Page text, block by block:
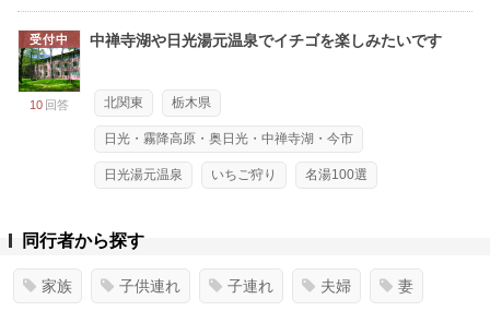
受付中
10 回答
中禅寺湖や日光湯元温泉でイチゴを楽しみたいです
北関東 栃木県
日光・霧降高原・奥日光・中禅寺湖・今市
日光湯元温泉 いちご狩り 名湯100選
同行者から探す
家族 子供連れ 子連れ 夫婦 妻